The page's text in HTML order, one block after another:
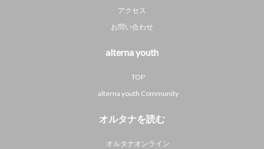
アクセス
お問い合わせ
alterna youth
TOP
alterna youth Community
オルタナを読む
オルタナオンライン